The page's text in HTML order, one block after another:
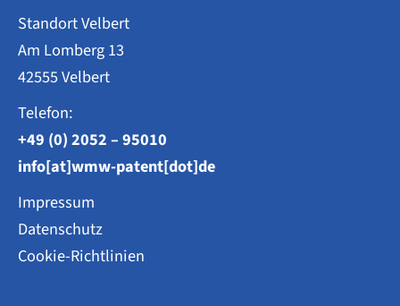
Standort Velbert
Am Lomberg 13
42555 Velbert
Telefon:
+49 (0) 2052 – 95010
info[at]wmw-patent[dot]de
Impressum
Datenschutz
Cookie-Richtlinien